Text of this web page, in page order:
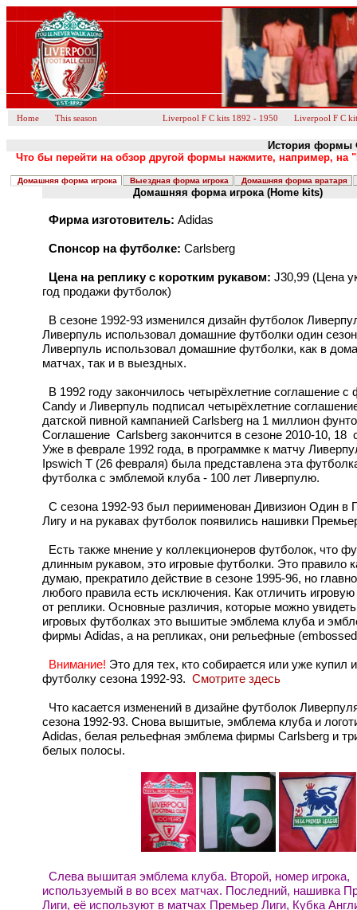
Home This season Liverpool F C kits 1892 - 1950 Liverpool F C
История формы
Что бы перейти на обзор другой формы нажмите, например, на
Домашняя форма игрока Выездная форма игрока Домашняя форма вратаря
Домашняя форма игрока (Home kits)
Фирма изготовитель: Adidas
Спонсор на футболке: Carlsberg
Цена на реплику с коротким рукавом: Ј30,99 (Цена
год продажи футболок)
В сезоне 1992-93 изменился дизайн футболок
Ливерпуль использовал домашние футболки один
Ливерпуль использовал домашние футболки, как в
матчах, так и в выездных.
В 1992 году закончилось четырёхлетние соглашение с
Candy и Ливерпуль подписал четырёхлетние
датской пивной кампанией Carlsberg на 1 миллион
Соглашение Carlsberg закончится в сезоне 2010-10, 18
Уже в феврале 1992 года, в программке к матчу
Ipswich T (26 февраля) была представлена эта
футболка с эмблемой клуба - 100 лет Ливерпулю.
С сезона 1992-93 был периименован Дивизион Один в
Лигу и на рукавах футболок появились нашивки
Есть также мнение у коллекционеров футболок, что
длинным рукавом, это игровые футболки. Это правило
думаю, прекратило действие в сезоне 1995-96, но
любого правила есть исключения. Как отличить
от реплики. Основные различия, которые можно
игровых футболках это вышитые эмблема клуба и
фирмы Adidas, а на репликах, они рельефные
Внимание! Это для тех, кто собирается или уже купил
футболку сезона 1992-93. Смотрите здесь
Что касается изменений в дизайне футболок
сезона 1992-93. Снова вышитые, эмблема клуба и
Adidas, белая рельефная эмблема фирмы Carlsberg и
белых полосы.
Слева вышитая эмблема клуба. Второй, номер игрока,
используемый в во всех матчах. Последний, нашивка
Лиги, её используют в матчах Премьер Лиги, Кубка